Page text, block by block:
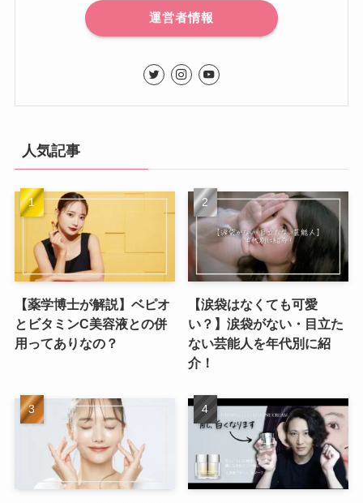
運営者情報
人気記事
【薬学博士が解説】ベピオ
とビタミンC美容液との併
用ってありなの？
【涙袋はなくても可愛
い？】涙袋がない・目立た
ない芸能人を年代別に紹
介！